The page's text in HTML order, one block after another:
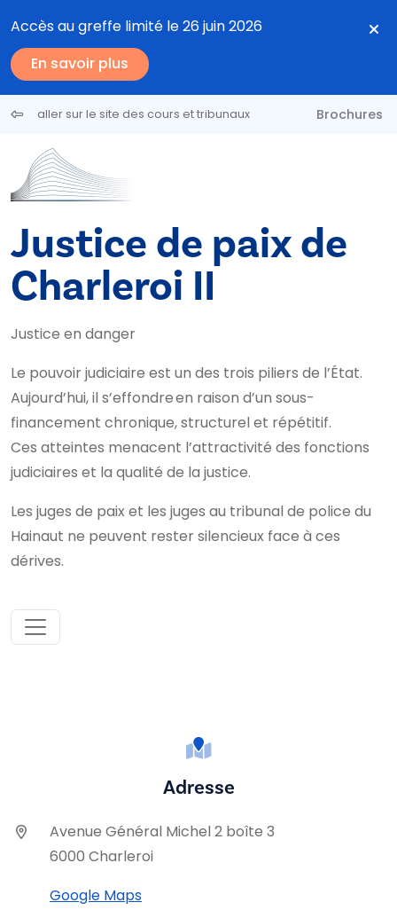
Accès au greffe limité le 26 juin 2026
En savoir plus
aller sur le site des cours et tribunaux Brochures
Justice de paix de
Charleroi II
Justice en danger
Le pouvoir judiciaire est un des trois piliers de l’État.
Aujourd’hui, il s’effondre en raison d’un sous-
financement chronique, structurel et répétitif.
Ces atteintes menacent l’attractivité des fonctions
judiciaires et la qualité de la justice.
Les juges de paix et les juges au tribunal de police du
Hainaut ne peuvent rester silencieux face à ces
dérives.
Adresse
Avenue Général Michel 2 boîte 3
6000 Charleroi
Google Maps